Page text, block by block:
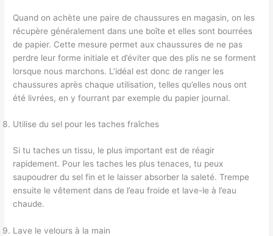
Quand on achète une paire de chaussures en magasin, on les
récupère généralement dans une boîte et elles sont bourrées
de papier. Cette mesure permet aux chaussures de ne pas
perdre leur forme initiale et d’éviter que des plis ne se forment
lorsque nous marchons. L’idéal est donc de ranger les
chaussures après chaque utilisation, telles qu’elles nous ont
été livrées, en y fourrant par exemple du papier journal.
Utilise du sel pour les taches fraîches
Si tu taches un tissu, le plus important est de réagir
rapidement. Pour les taches les plus tenaces, tu peux
saupoudrer du sel fin et le laisser absorber la saleté. Trempe
ensuite le vêtement dans de l’eau froide et lave-le à l’eau
chaude.
Lave le velours à la main